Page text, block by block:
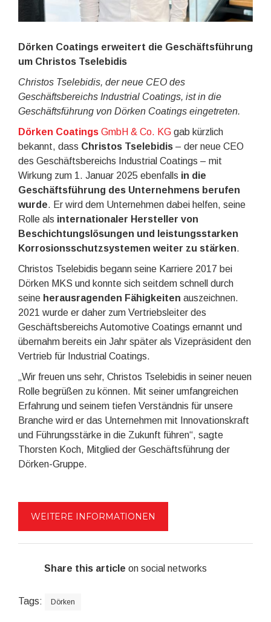
Dörken Coatings erweitert die Geschäftsführung
um Christos Tselebidis
Christos Tselebidis, der neue CEO des
Geschäftsbereichs Industrial Coatings, ist in die
Geschäftsführung von Dörken Coatings eingetreten.
Dörken Coatings GmbH & Co. KG gab kürzlich
bekannt, dass Christos Tselebidis – der neue CEO
des Geschäftsbereichs Industrial Coatings – mit
Wirkung zum 1. Januar 2025 ebenfalls in die
Geschäftsführung des Unternehmens berufen
wurde. Er wird dem Unternehmen dabei helfen, seine
Rolle als internationaler Hersteller von
Beschichtungslösungen und leistungsstarken
Korrosionsschutzsystemen weiter zu stärken.
Christos Tselebidis begann seine Karriere 2017 bei
Dörken MKS und konnte sich seitdem schnell durch
seine herausragenden Fähigkeiten auszeichnen.
2021 wurde er daher zum Vertriebsleiter des
Geschäftsbereichs Automotive Coatings ernannt und
übernahm bereits ein Jahr später als Vizepräsident den
Vertrieb für Industrial Coatings.
„Wir freuen uns sehr, Christos Tselebidis in seiner neuen
Rolle begrüßen zu können. Mit seiner umfangreichen
Erfahrung und seinem tiefen Verständnis für unsere
Branche wird er das Unternehmen mit Innovationskraft
und Führungsstärke in die Zukunft führen“, sagte
Thorsten Koch, Mitglied der Geschäftsführung der
Dörken-Gruppe.
WEITERE INFORMATIONEN
Share this article on social networks
Tags: Dörken